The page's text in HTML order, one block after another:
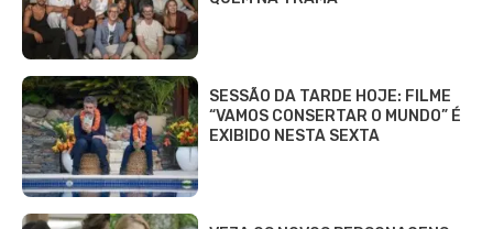
SESSÃO DA TARDE HOJE: FILME
“VAMOS CONSERTAR O MUNDO” É
EXIBIDO NESTA SEXTA